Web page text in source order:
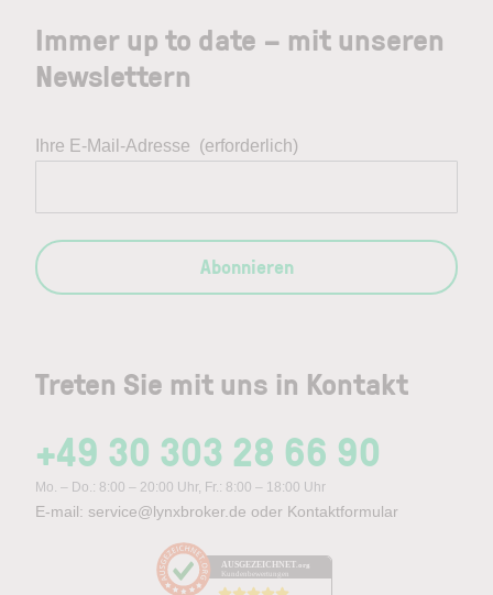
Treten Sie mit uns in Kontakt
+49 30 303 28 66 90
Mo. – Do.: 8:00 – 20:00 Uhr, Fr.: 8:00 – 18:00 Uhr
E-mail: service@lynxbroker.de oder Kontaktformular
AUSGEZEICHNET .org
Kundenbewertungen
Immer up to date – mit unseren
Newslettern
Ihre E-Mail-Adresse (erforderlich)
Abonnieren